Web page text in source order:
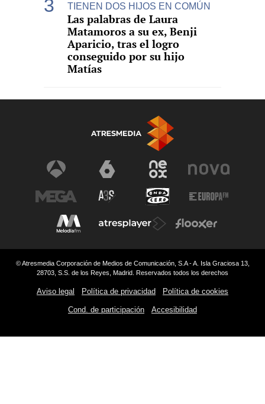
TIENEN DOS HIJOS EN COMÚN
Las palabras de Laura
Matamoros a su ex, Benji
Aparicio, tras el logro
conseguido por su hijo
Matías
© Atresmedia Corporación de Medios de Comunicación, S.A - A. Isla Graciosa 13,
28703, S.S. de los Reyes, Madrid. Reservados todos los derechos
Aviso legal Política de privacidad Política de cookies
Cond. de participación Accesibilidad